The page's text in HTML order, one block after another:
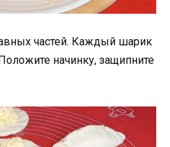
частей. Каждый шарик
начинку, защипните